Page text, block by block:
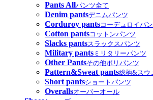
Pants Allパンツ全て
Denim pantsデニムパンツ
Corduroy pantsコーデュロイパ
Cotton pantsコットンパンツ
Slacks pantsスラックスパンツ
Military pants ミリタリーパンツ
Other Pantsその他ポリパンツ
Pattern&Sweat pants総柄&スウ
Short pantsショートパンツ
Overallsオーバーオール